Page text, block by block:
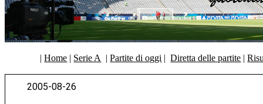
|Home | Serie A |Partite di oggi |Diretta delle partite |
2005-08-26